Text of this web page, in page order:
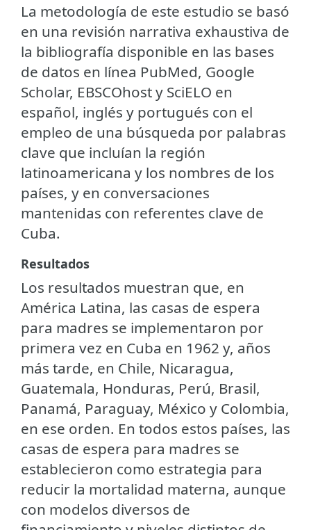
La metodología de este estudio se basó
en una revisión narrativa exhaustiva de
la bibliografía disponible en las bases
de datos en línea PubMed, Google
Scholar, EBSCOhost y SciELO en
español, inglés y portugués con el
empleo de una búsqueda por palabras
clave que incluían la región
latinoamericana y los nombres de los
países, y en conversaciones
mantenidas con referentes clave de
Cuba.
Resultados
Los resultados muestran que, en
América Latina, las casas de espera
para madres se implementaron por
primera vez en Cuba en 1962 y, años
más tarde, en Chile, Nicaragua,
Guatemala, Honduras, Perú, Brasil,
Panamá, Paraguay, México y Colombia,
en ese orden. En todos estos países, las
casas de espera para madres se
establecieron como estrategia para
reducir la mortalidad materna, aunque
con modelos diversos de